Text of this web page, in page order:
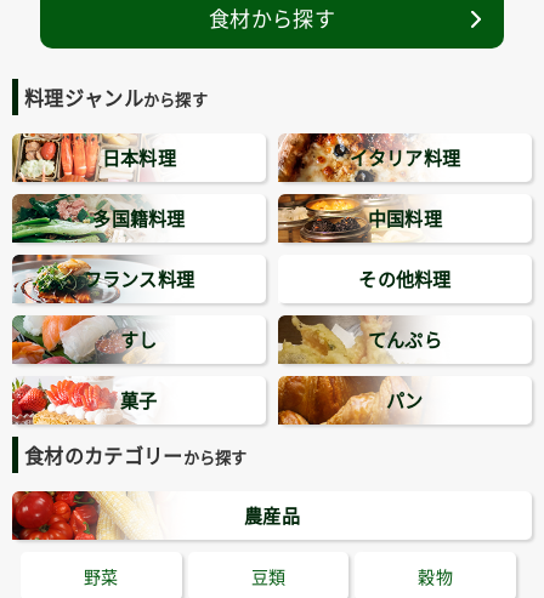
食材から探す
料理ジャンルから探す
日本料理 イタリア料理
多国籍料理 中国料理
フランス料理 その他料理
すし てんぷら
菓子 パン
食材のカテゴリーから探す
農産品
野菜 豆類 穀物